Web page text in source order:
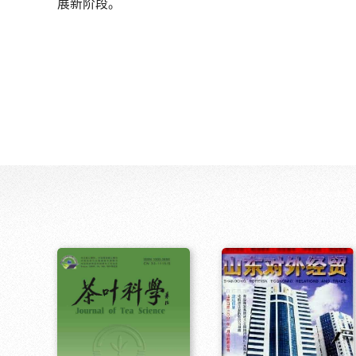
展新阶段。